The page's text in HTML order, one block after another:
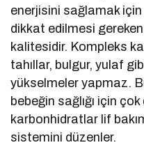
enerjisini sağlamak
dikkat edilmesi
kalitesidir. Kompleks
tahıllar, bulgur, yulaf
yükselmeler yapmaz.
bebeğin sağlığı için
karbonhidratlar lif
sistemini düzenler.